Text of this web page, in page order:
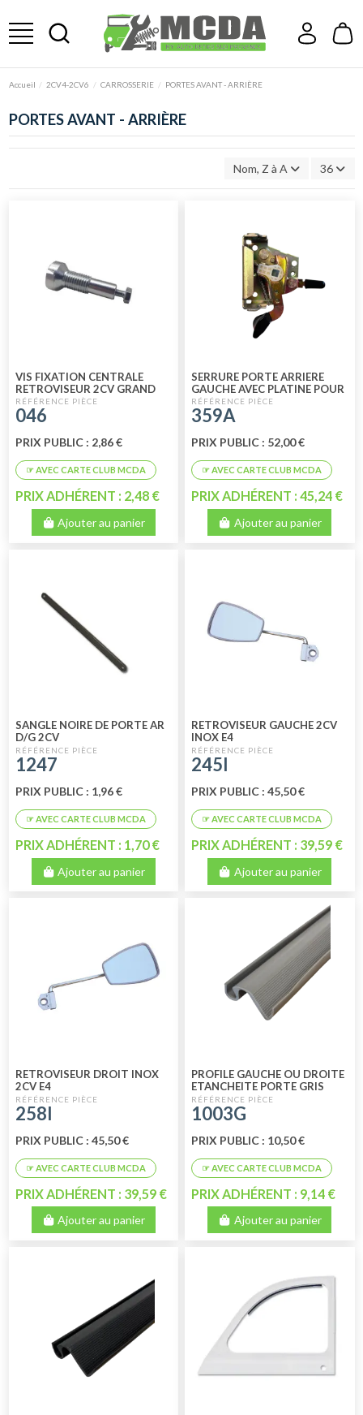
Accueil 2CV4-2CV6 CARROSSERIE PORTES AVANT - ARRIÈRE
PORTES AVANT - ARRIÈRE
Nom, Z à A 36
VIS FIXATION CENTRALE
RETROVISEUR 2CV GRAND
MODELE
046
PRIX PUBLIC : 2,86 €
PRIX ADHÉRENT : 2,48 €
Ajouter au panier
SERRURE PORTE ARRIERE
GAUCHE AVEC PLATINE POUR
2CV A PARTIR DE 1972
359A
PRIX PUBLIC : 52,00 €
PRIX ADHÉRENT : 45,24 €
Ajouter au panier
SANGLE NOIRE DE PORTE AR
D/G 2CV
1247
PRIX PUBLIC : 1,96 €
PRIX ADHÉRENT : 1,70 €
Ajouter au panier
RETROVISEUR GAUCHE 2CV
INOX E4
245I
PRIX PUBLIC : 45,50 €
PRIX ADHÉRENT : 39,59 €
Ajouter au panier
RETROVISEUR DROIT INOX
2CV E4
258I
PRIX PUBLIC : 45,50 €
PRIX ADHÉRENT : 39,59 €
Ajouter au panier
PROFILE GAUCHE OU DROITE
ETANCHEITE PORTE GRIS
2CV
1003G
PRIX PUBLIC : 10,50 €
PRIX ADHÉRENT : 9,14 €
Ajouter au panier